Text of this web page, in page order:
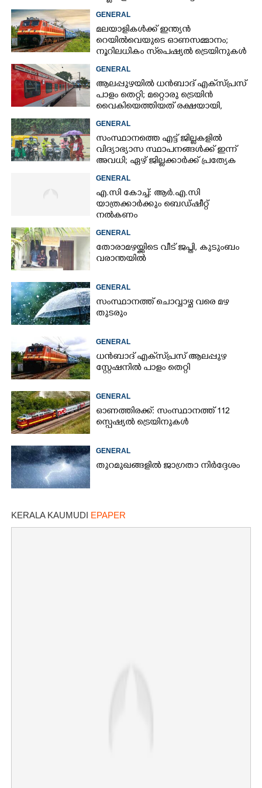
GENERAL
മലയാളികൾക്ക് ഇന്ത്യൻ
റെയിൽവെയുടെ ഓണസമ്മാനം;
നൂറിലധികം സ്‌പെഷ്യൽ ട്രെയിനുകൾ
GENERAL
ആലപ്പുഴയിൽ ധൻബാദ് എക്‌സ്പ്രസ്
പാളം തെറ്റി; മറ്റൊരു ട്രെയിൻ
വൈകിയെത്തിയത് രക്ഷയായി,
GENERAL
സംസ്ഥാനത്തെ എട്ട് ജില്ലകളിൽ
വിദ്യാഭ്യാസ സ്ഥാപനങ്ങൾക്ക് ഇന്ന്
അവധി; ഏഴ് ജില്ലക്കാർക്ക് പ്രത്യേക
GENERAL
എ.സി കോച്ച്: ആർ.എ.സി
യാത്രക്കാർക്കും ബെഡ്ഷീറ്റ്
നൽകണം
GENERAL
തോരാമഴയ്ക്കിടെ വീട് ജപ്തി, കുടുംബം
വരാന്തയിൽ
GENERAL
സംസ്ഥാനത്ത് ചൊവ്വാഴ്ച വരെ മഴ
തുടരും
GENERAL
ധൻബാദ്‌ എക്‌സ്‌പ്രസ്‌ ആലപ്പുഴ
സ്റ്റേഷനിൽ പാളം തെറ്റി
GENERAL
ഓണത്തിരക്ക്: സംസ്ഥാനത്ത് 112
സ്പെഷ്യൽ ട്രെയിനുകൾ
GENERAL
തുറമുഖങ്ങളിൽ ജാഗ്രതാ നിർദ്ദേശം
KERALA KAUMUDI EPAPER